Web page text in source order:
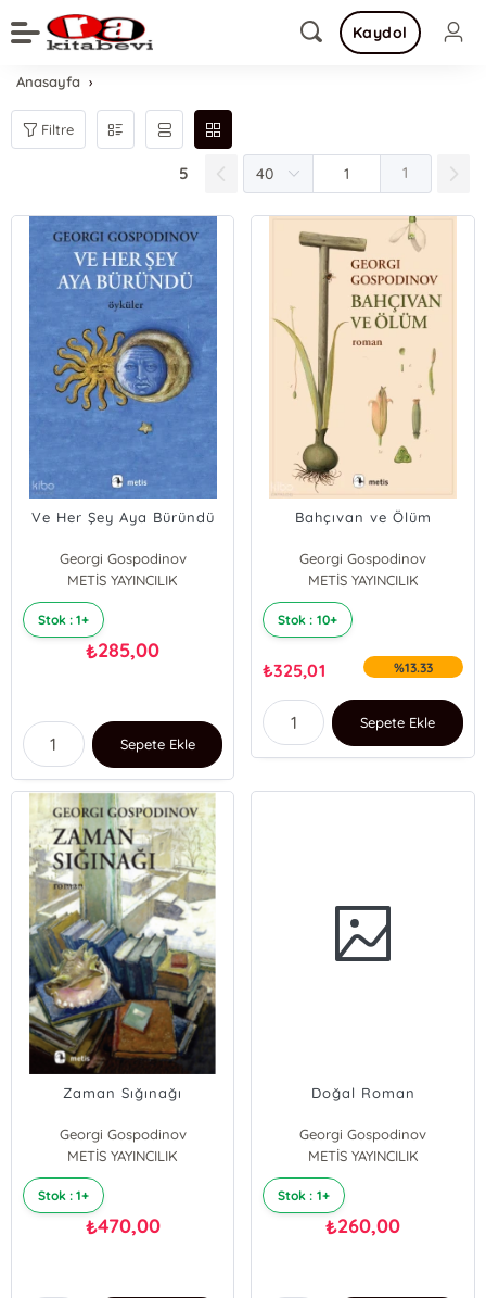
Kaydol
Anasayfa
Filtre
5 1
Ve Her Şey Aya Büründü
Georgi Gospodinov
METİS YAYINCILIK
Stok : 1+
₺285,00
Sepete Ekle
Bahçıvan ve Ölüm
Georgi Gospodinov
METİS YAYINCILIK
Stok : 10+
₺325,01 %13.33
Sepete Ekle
Zaman Sığınağı
Georgi Gospodinov
METİS YAYINCILIK
Stok : 1+
₺470,00
Doğal Roman
Georgi Gospodinov
METİS YAYINCILIK
Stok : 1+
₺260,00